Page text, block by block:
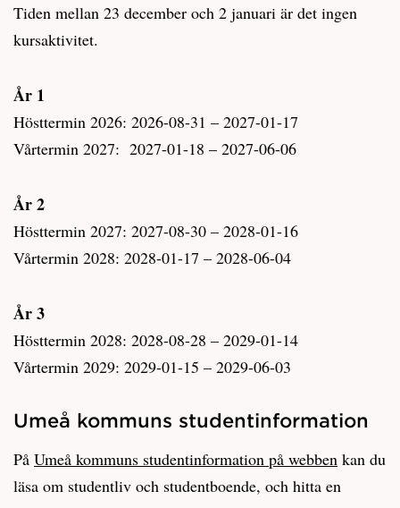
Tiden mellan 23 december och 2 januari är det ingen
kursaktivitet.
År 1
Hösttermin 2026: 2026-08-31 – 2027-01-17
Vårtermin 2027: 2027-01-18 – 2027-06-06
År 2
Hösttermin 2027: 2027-08-30 – 2028-01-16
Vårtermin 2028: 2028-01-17 – 2028-06-04
År 3
Hösttermin 2028: 2028-08-28 – 2029-01-14
Vårtermin 2029: 2029-01-15 – 2029-06-03
Umeå kommuns studentinformation
På Umeå kommuns studentinformation på webben kan du
läsa om studentliv och studentboende, och hitta en